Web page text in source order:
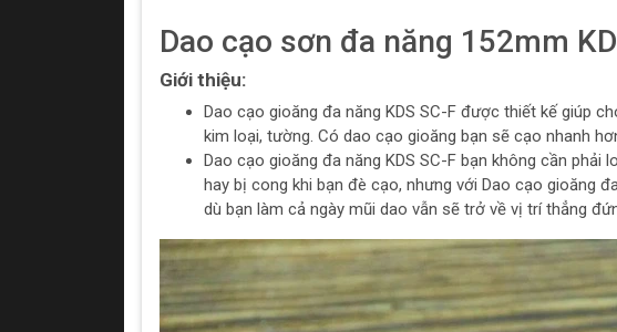
Dao cạo sơn đa năng 152mm
Giới thiệu:
Dao cạo gioăng đa năng KDS SC-F được thiết kế giúp
kim loại, tường. Có dao cạo gioăng bạn sẽ cạo nhanh
Dao cạo gioăng đa năng KDS SC-F bạn không cần phải
hay bị cong khi bạn đè cạo, nhưng với Dao cạo gioăng
dù bạn làm cả ngày mũi dao vẫn sẽ trở về vị trí thẳng